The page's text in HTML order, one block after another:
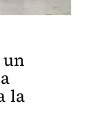
un
la